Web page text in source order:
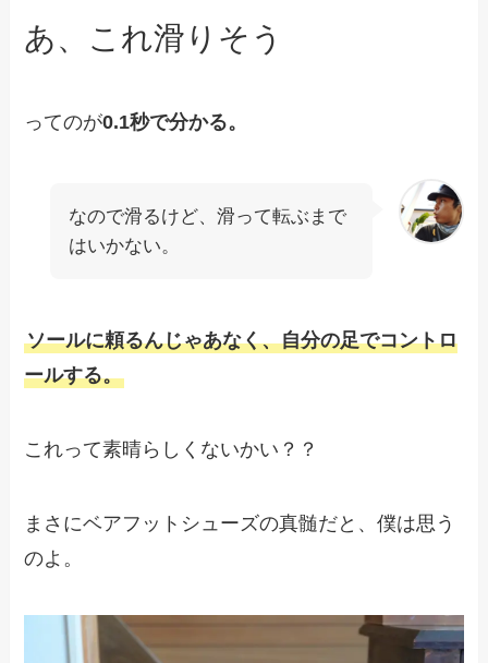
あ、これ滑りそう
ってのが0.1秒で分かる。
なので滑るけど、滑って転ぶまで
はいかない。
ソールに頼るんじゃあなく、自分の足でコントロ
ールする。
これって素晴らしくないかい？？
まさにベアフットシューズの真髄だと、僕は思う
のよ。